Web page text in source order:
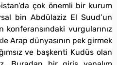
çok önemli bir kurum
bin Abdülaziz El Suud’un
konferansındaki vurgularınız
Arap dünyasının pek girmek
ve başkenti Kudüs olan